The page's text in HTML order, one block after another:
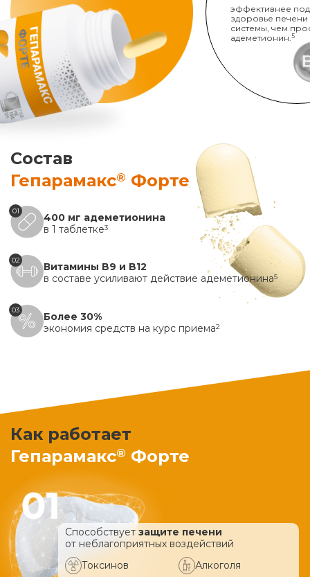
эффективнее
здоровье печени
системы, чем
адеметионин. 5
Состав
Гепарамакс® Форте
01
400 мг адеметионина
в 1 таблетке3
02
Витамины B9 и B12
в составе усиливают действие адеметионина5
03
Более 30%
экономия средств на курс приема2
Как работает
Гепарамакс® Форте
Способствует защите печени
от неблагоприятных воздействий
Токсинов
Алкоголя